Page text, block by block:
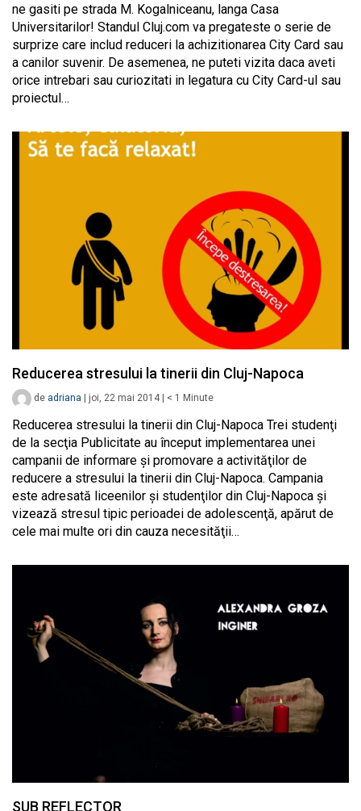
ne gasiti pe strada M. Kogalniceanu, langa Casa
Universitarilor! Standul Cluj.com va pregateste o serie de
surprize care includ reduceri la achizitionarea City Card sau
a canilor suvenir. De asemenea, ne puteti vizita daca aveti
orice intrebari sau curiozitati in legatura cu City Card-ul sau
proiectul…
Reducerea stresului la tinerii din Cluj-Napoca
de adriana joi, 22 mai 2014 < 1 Minute
Reducerea stresului la tinerii din Cluj-Napoca Trei studenţi
de la secţia Publicitate au început implementarea unei
campanii de informare şi promovare a activităţilor de
reducere a stresului la tinerii din Cluj-Napoca. Campania
este adresată liceenilor şi studenţilor din Cluj-Napoca şi
vizează stresul tipic perioadei de adolescenţă, apărut de
cele mai multe ori din cauza necesităţii…
SUB REFLECTOR